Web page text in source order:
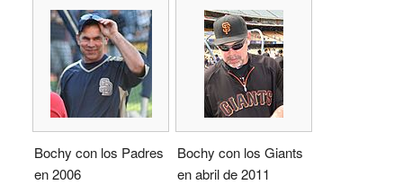
Bochy con los Padres
en 2006
Bochy con los Giants
en abril de 2011